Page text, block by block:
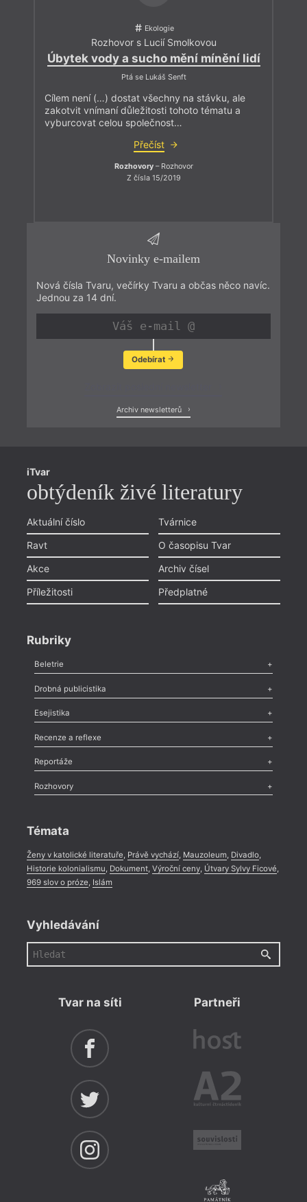
Ekologie
Rozhovor s Lucií Smolkovou
Úbytek vody a sucho mění mínění lidí
Ptá se Lukáš Senft
Cílem není (…) dostat všechny na stávku, ale
zakotvit vnímaní důležitosti tohoto tématu a
vyburcovat celou společnost…
Přečíst
Rozhovory– Rozhovor
Z čísla 15/2019
Novinky e-mailem
Nová čísla Tvaru, večírky Tvaru a občas něco navíc.
Jednou za 14 dní.
Odebírat
Archiv newsletterů
iTvar
obtýdeník živé literatury
Aktuální číslo
Ravt
Akce
Příležitosti
Tvárnice
O časopisu Tvar
Archiv čísel
Předplatné
Rubriky
Beletrie
Poezie,Próza,Dokumenty
Drobná publicistika
Odlesk
Nekrolog,Glosa,Sloupek,Pozvánka,Literární soutěž,
Esejistika
Esej , Pádlo,Úvaha
Recenze a reflexe
Recenze
Méně slov o próze,Celá rubrika
Reportáže
Literární zítřky
Celá rubrika
Rozhovory
Témata
Ženy v katolické literatuře, Právě vychází, Mauzoleum, Divadlo,
Historie kolonialismu, Dokument, Výroční ceny, Útvary Sylvy Ficové,
969 slov o próze, Islám
Vyhledávání
Tvar na síti Partneři